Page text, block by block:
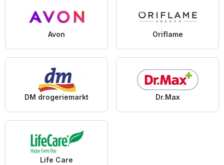
Avon Oriflame
DM drogeriemarkt Dr.Max
Life Care